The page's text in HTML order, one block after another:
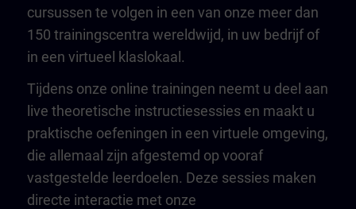
cursussen te volgen in een van onze meer dan
150 trainingscentra wereldwijd, in uw bedrijf of
in een virtueel klaslokaal.
Tijdens onze online trainingen neemt u deel aan
live theoretische instructiesessies en maakt u
praktische oefeningen in een virtuele omgeving,
die allemaal zijn afgestemd op vooraf
vastgestelde leerdoelen. Deze sessies maken
directe interactie met onze